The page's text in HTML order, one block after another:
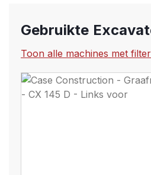
Gebruikte
Toon alle machines met